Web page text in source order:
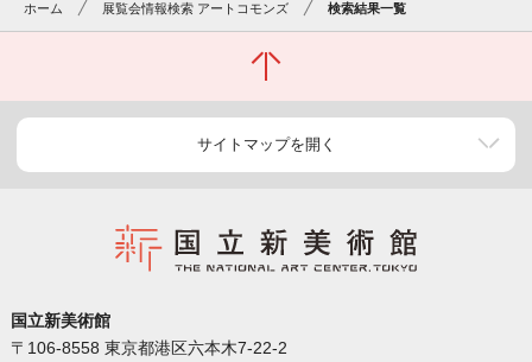
ホーム 展覧会情報検索 アートコモンズ 検索結果一覧
サイトマップを開く
国立新美術館
〒106-8558 東京都港区六本木7-22-2